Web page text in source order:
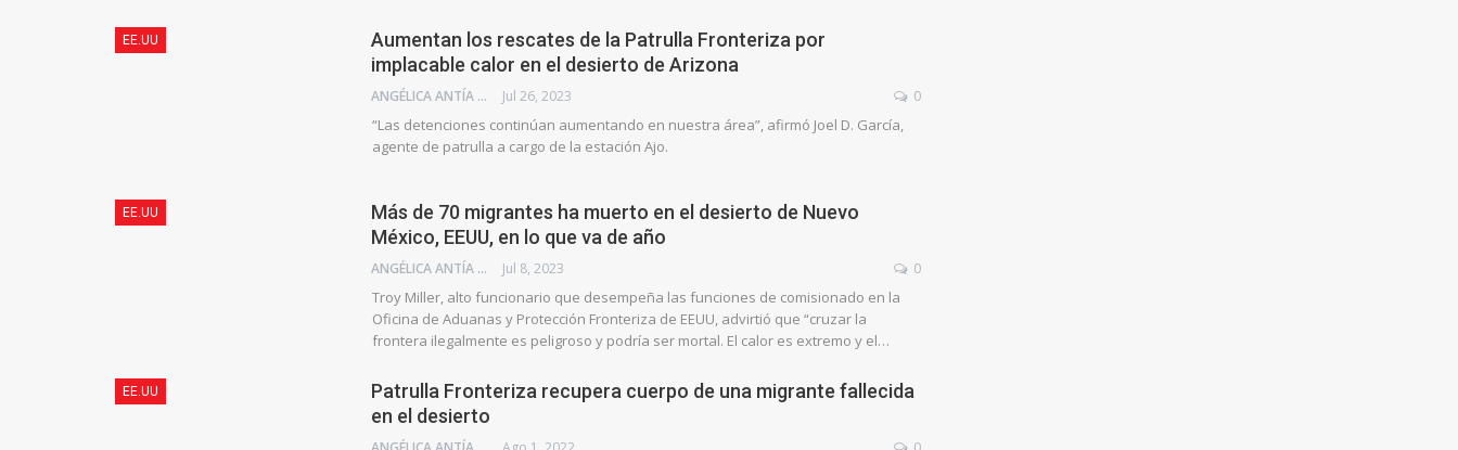
EE.UU
Aumentan los rescates de la Patrulla Fronteriza por
implacable calor en el desierto de Arizona
ANGÉLICA ANTÍA AZUAJE Jul 26, 2023 0
“Las detenciones continúan aumentando en nuestra área”, afirmó Joel D. García,
agente de patrulla a cargo de la estación Ajo.
EE.UU
Más de 70 migrantes ha muerto en el desierto de Nuevo
México, EEUU, en lo que va de año
ANGÉLICA ANTÍA AZUAJE Jul 8, 2023 0
Troy Miller, alto funcionario que desempeña las funciones de comisionado en la
Oficina de Aduanas y Protección Fronteriza de EEUU, advirtió que “cruzar la
frontera ilegalmente es peligroso y podría ser mortal. El calor es extremo y el…
EE.UU
Patrulla Fronteriza recupera cuerpo de una migrante fallecida
en el desierto